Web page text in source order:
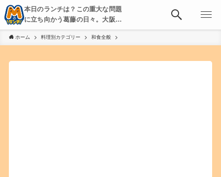
本日のランチは？この重大な問題
に立ち向かう葛藤の日々。大阪・
京都・神戸を中心とした食べ歩
き、飲み歩きを綴る。
ホーム 料理別カテゴリー 和食全般